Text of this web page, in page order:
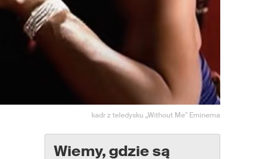
kadr z teledysku „Without Me" Eminema
Wiemy, gdzie są